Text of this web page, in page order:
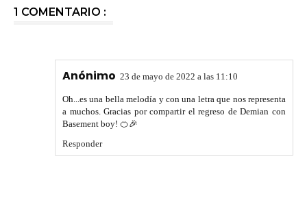
1 COMENTARIO :
Anónimo 23 de mayo de 2022 a las 11:10
Oh...es una bella melodía y con una letra que nos representa
a muchos. Gracias por compartir el regreso de Demian con
Basement boy! 🍊🎉
Responder